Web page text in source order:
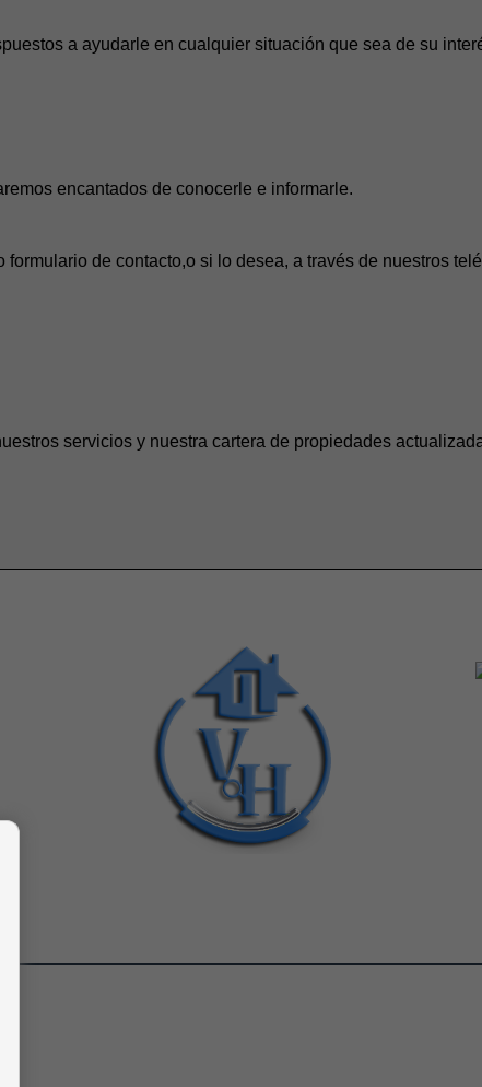
a ayudarle en cualquier situación que sea de su
encantados de conocerle e informarle.
formulario de contacto,o si lo desea, a través de nuestros
servicios y nuestra cartera de propiedades